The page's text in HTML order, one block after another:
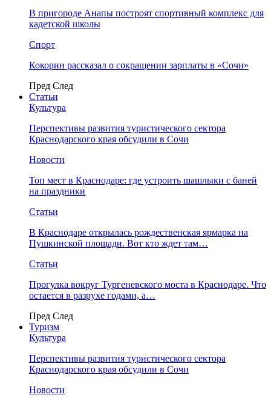
В пригороде Анапы построят спортивный комплекс для
кадетской школы
Спорт
Кокорин рассказал о сокращении зарплаты в «Сочи»
Пред След
Статьи
Культура
Перспективы развития туристического сектора
Краснодарского края обсудили в Сочи
Новости
Топ мест в Краснодаре: где устроить шашлыки с баней
на праздники
Статьи
В Краснодаре открылась рождественская ярмарка на
Пушкинской площади. Вот кто ждет там…
Статьи
Прогулка вокруг Тургеневского моста в Краснодаре. Что
остается в разрухе годами, а…
Пред След
Туризм
Культура
Перспективы развития туристического сектора
Краснодарского края обсудили в Сочи
Новости